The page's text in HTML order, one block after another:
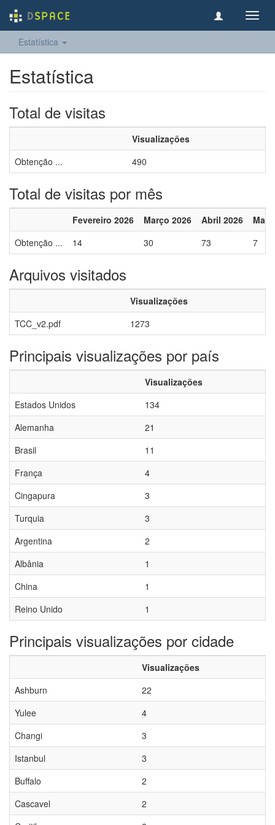
Estatística
Estatística
Total de visitas
Visualizações
Obtenção ...
490
Total de visitas por mês
Fevereiro 2026 Março 2026 Abril 2026
Obtenção ...
14 30 73 7
Arquivos visitados
Visualizações
TCC_v2.pdf
1273
Principais visualizações por país
Visualizações
Estados Unidos
134
Alemanha
21
Brasil
11
França
4
Cingapura
3
Turquia
3
Argentina
2
Albânia
1
China
1
Reino Unido
1
Principais visualizações por cidade
Visualizações
Ashburn
22
Yulee
4
Changi
3
Istanbul
3
Buffalo
2
Cascavel
2